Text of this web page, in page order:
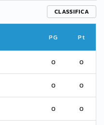
CLASSIFICA
PG Pt
0 0
0 0
0 0